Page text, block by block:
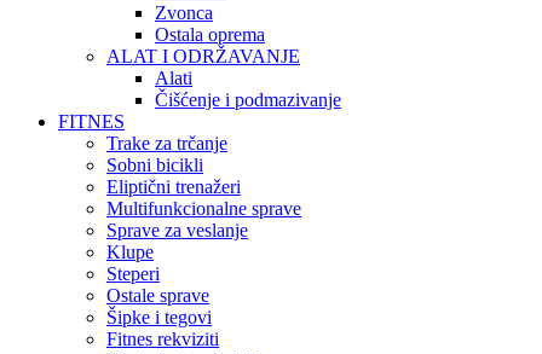
Zvonca
Ostala oprema
ALAT I ODRŽAVANJE
Alati
Čišćenje i podmazivanje
FITNES
Trake za trčanje
Sobni bicikli
Eliptični trenažeri
Multifunkcionalne sprave
Sprave za veslanje
Klupe
Steperi
Ostale sprave
Šipke i tegovi
Fitnes rekviziti